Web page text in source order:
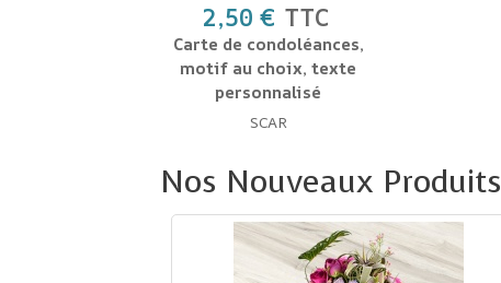
2,50 € TTC
Carte de condoléances,
motif au choix, texte
personnalisé
SCAR
Nos Nouveaux Produits